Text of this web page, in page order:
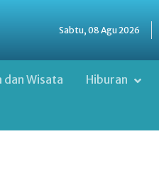
Sabtu, 08 Agu 2026
dan Wisata Hiburan